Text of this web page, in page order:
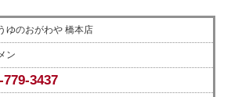
ゆのおがわや 橋本店
ン
779-3437